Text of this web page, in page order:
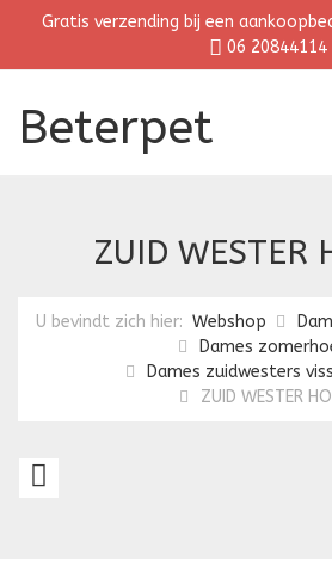
Gratis verzending bij een
06 20844114
Beterpet
ZUID WESTER
U bevindt zich hier: Webshop
Dames
Dames zuidwesters
ZUID WESTER